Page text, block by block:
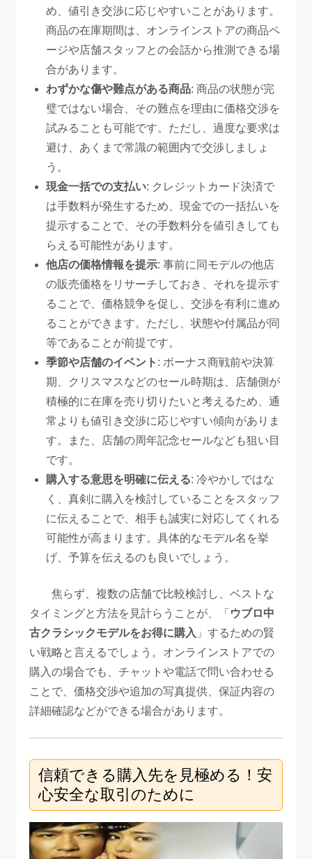
め、値引き交渉に応じやすいことがあります。
商品の在庫期間は、オンラインストアの商品ペ
ージや店舗スタッフとの会話から推測できる場
合があります。
わずかな傷や難点がある商品: 商品の状態が完
璧ではない場合、その難点を理由に価格交渉を
試みることも可能です。ただし、過度な要求は
避け、あくまで常識の範囲内で交渉しましょ
う。
現金一括での支払い: クレジットカード決済で
は手数料が発生するため、現金での一括払いを
提示することで、その手数料分を値引きしても
らえる可能性があります。
他店の価格情報を提示: 事前に同モデルの他店
の販売価格をリサーチしておき、それを提示す
ることで、価格競争を促し、交渉を有利に進め
ることができます。ただし、状態や付属品が同
等であることが前提です。
季節や店舗のイベント : ボーナス商戦前や決算
期、クリスマスなどのセール時期は、店舗側が
積極的に在庫を売り切りたいと考えるため、通
常よりも値引き交渉に応じやすい傾向がありま
す。また、店舗の周年記念セールなども狙い目
です。
購入する意思を明確に伝える: 冷やかしではな
く、真剣に購入を検討していることをスタッフ
に伝えることで、相手も誠実に対応してくれる
可能性が高まります。具体的なモデル名を挙
げ、予算を伝えるのも良いでしょう。
焦らず、複数の店舗で比較検討し、ベストな
タイミングと方法を見計らうことが、「 ウブロ中
古クラシックモデルをお得に購入 」するための賢
い戦略と言えるでしょう。オンラインストアでの
購入の場合でも、チャットや電話で問い合わせる
ことで、価格交渉や追加の写真提供、保証内容の
詳細確認などができる場合があります。
信頼できる購入先を見極める！安
心安全な取引のために